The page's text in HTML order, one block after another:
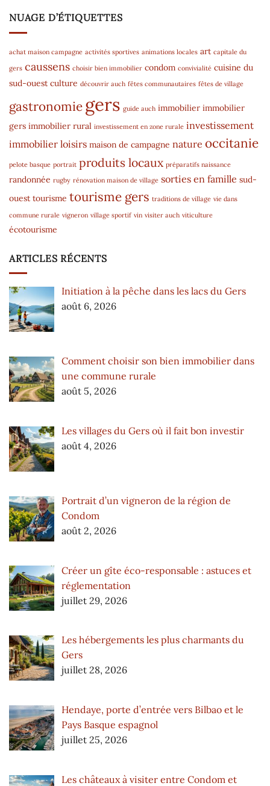
NUAGE D’ÉTIQUETTES
achat maison campagne activités sportives animations locales art capitale du
gers caussens choisir bien immobilier condom convivialité cuisine du
sud-ouest culture découvrir auch fêtes communautaires fêtes de village
gastronomiegers guide auch immobilier immobilier
gers immobilier rural investissement en zone rurale investissement
immobilier loisirs maison de campagne nature occitanie
pelote basque portrait produits locaux préparatifs naissance
randonnée rugby rénovation maison de village sorties en famille sud-
ouest tourisme tourisme gers traditions de village vie dans
commune rurale vigneron village sportif vin visiter auch viticulture
écotourisme
ARTICLES RÉCENTS
Initiation à la pêche dans les lacs du Gers
août 6, 2026
Comment choisir son bien immobilier dans
une commune rurale
août 5, 2026
Les villages du Gers où il fait bon investir
août 4, 2026
Portrait d’un vigneron de la région de
Condom
août 2, 2026
Créer un gîte éco-responsable : astuces et
réglementation
juillet 29, 2026
Les hébergements les plus charmants du
Gers
juillet 28, 2026
Hendaye, porte d’entrée vers Bilbao et le
Pays Basque espagnol
juillet 25, 2026
Les châteaux à visiter entre Condom et